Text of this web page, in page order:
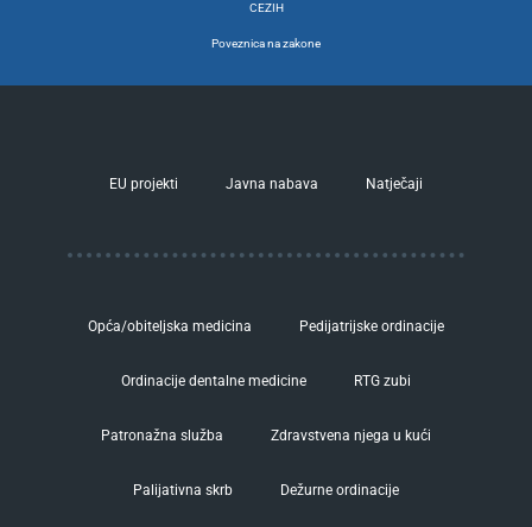
CEZIH
Poveznica na zakone
EU projekti Javna nabava Natječaji
Opća/obiteljska medicina Pedijatrijske ordinacije
Ordinacije dentalne medicine RTG zubi
Patronažna služba Zdravstvena njega u kući
Palijativna skrb Dežurne ordinacije